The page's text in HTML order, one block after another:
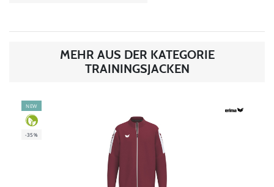
MEHR AUS DER KATEGORIE
TRAININGSJACKEN
NEW
-35%